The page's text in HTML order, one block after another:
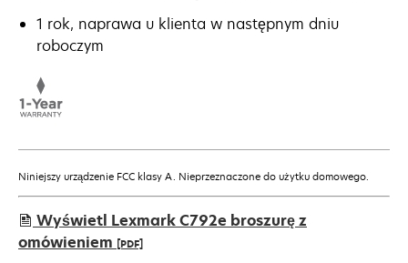
1 rok, naprawa u klienta w następnym dniu
roboczym
Niniejszy urządzenie FCC klasy A. Nieprzeznaczone do użytku domowego.
Wyświetl Lexmark C792e broszurę z
omówieniem [PDF]